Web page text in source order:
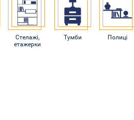
Стелажі,
етажерки
Тумби Полиці